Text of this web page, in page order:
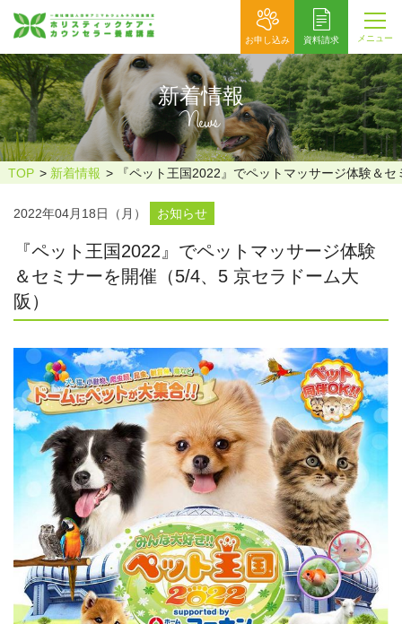
お申し込み 資料請求 メニュー
新着情報
News
TOP 新着情報 『ペット王国2022』でペットマッサージ体験＆
2022年04月18日（月） お知らせ
『ペット王国2022』でペットマッサージ体験
＆セミナーを開催（5/4、5 京セラドーム大
阪）